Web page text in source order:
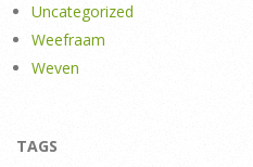
Uncategorized
Weefraam
Weven
TAGS